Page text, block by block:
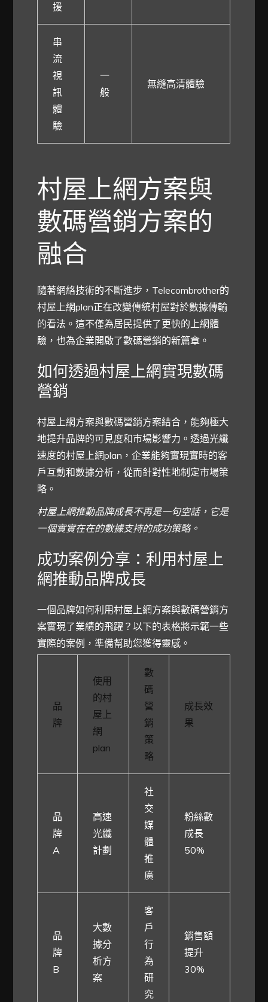
援
串
流
視
訊
體
驗
一
般
無縫高清體驗
村屋上網方案與
數碼營銷方案的
融合
隨著網絡技術的不斷進步，Telecombrother的
村屋上網plan正在改變傳統村屋對於數據傳輸
的看法。這不僅為居民提供了更快的上網體
驗，也為企業開啟了數碼營銷的新篇章。
如何透過村屋上網實現數碼
營銷
村屋上網方案與數碼營銷方案結合，能夠極大
地提升品牌的可見度和市場影響力。透過光纖
速度的村屋上網plan，企業能夠實現實時的客
戶互動和數據分析，從而針對性地制定市場策
略。
村屋上網推動品牌成長不再是一句空話，它是
一個實實在在的數據支持的成功策略。
成功案例分享：利用村屋上
網推動品牌成長
一個品牌如何利用村屋上網方案與數碼營銷方
案實現了業績的飛躍？以下的表格將示範一些
實際的案例，準備幫助您獲得靈感。
品
牌
使用
的村
屋上
網
plan
數
碼
營
銷
策
略
成長效
果
品
牌
A
高速
光纖
計劃
社
交
媒
體
推
廣
粉絲數
成長
50%
品
牌
B
大數
據分
析方
案
客
戶
行
為
研
究
銷售額
提升
30%